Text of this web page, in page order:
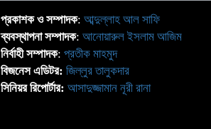
প্রকাশক ও সম্পাদক: আব্দুল্লাহ আল সাফি
ব্যবস্থাপনা সম্পাদক: আনোয়ারুল ইসলাম আজিম
নির্বাহী সম্পাদক: প্রতীক মাহমুদ
বিজনেস এডিটর: জিল্লুর তালুকদার
সিনিয়র রিপোর্টার: আসাদুজ্জামান নূরী রানা